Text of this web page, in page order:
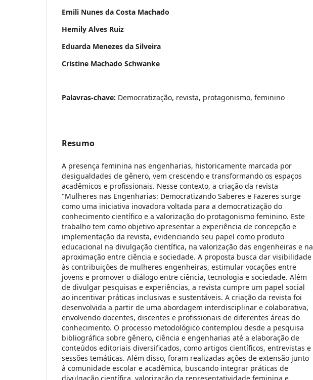
Emili Nunes da Costa Machado
Hemily Alves Ruiz
Eduarda Menezes da Silveira
Cristine Machado Schwanke
Palavras-chave: Democratização, revista, protagonismo, feminino
Resumo
A presença feminina nas engenharias, historicamente marcada por
desigualdades de gênero, vem crescendo e transformando os espaços
acadêmicos e profissionais. Nesse contexto, a criação da revista
"Mulheres nas Engenharias: Democratizando Saberes e Fazeres surge
como uma iniciativa inovadora voltada para a democratização do
conhecimento científico e a valorização do protagonismo feminino. Este
trabalho tem como objetivo apresentar a experiência de concepção e
implementação da revista, evidenciando seu papel como produto
educacional na divulgação científica, na valorização das engenheiras e na
aproximação entre ciência e sociedade. A proposta busca dar visibilidade
às contribuições de mulheres engenheiras, estimular vocações entre
jovens e promover o diálogo entre ciência, tecnologia e sociedade. Além
de divulgar pesquisas e experiências, a revista cumpre um papel social
ao incentivar práticas inclusivas e sustentáveis. A criação da revista foi
desenvolvida a partir de uma abordagem interdisciplinar e colaborativa,
envolvendo docentes, discentes e profissionais de diferentes áreas do
conhecimento. O processo metodológico contemplou desde a pesquisa
bibliográfica sobre gênero, ciência e engenharias até a elaboração de
conteúdos editoriais diversificados, como artigos científicos, entrevistas e
sessões temáticas. Além disso, foram realizadas ações de extensão junto
à comunidade escolar e acadêmica, buscando integrar práticas de